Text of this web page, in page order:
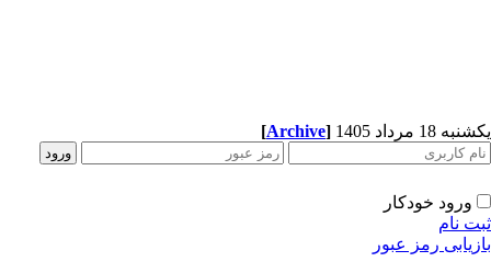
18 مرداد 1405 [Archive]
ورود خودکار
نام
رمز عبور